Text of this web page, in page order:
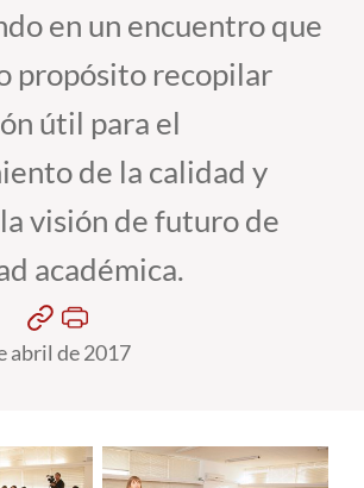
en un encuentro que
propósito recopilar
útil para el
de la calidad y
visión de futuro de
académica.
abril de 2017